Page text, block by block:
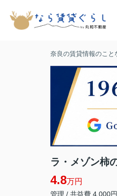
奈良の賃貸情報のこと
ラ・メゾン柿
4.8万円
管理 / 共益費 4,000円